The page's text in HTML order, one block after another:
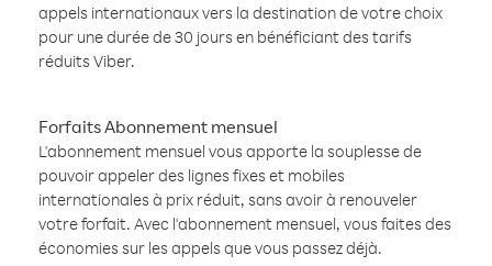
appels internationaux vers la destination de votre choix
pour une durée de 30 jours en bénéficiant des tarifs
réduits Viber.
Forfaits Abonnement mensuel
L'abonnement mensuel vous apporte la souplesse de
pouvoir appeler des lignes fixes et mobiles
internationales à prix réduit, sans avoir à renouveler
votre forfait. Avec l'abonnement mensuel, vous faites des
économies sur les appels que vous passez déjà.